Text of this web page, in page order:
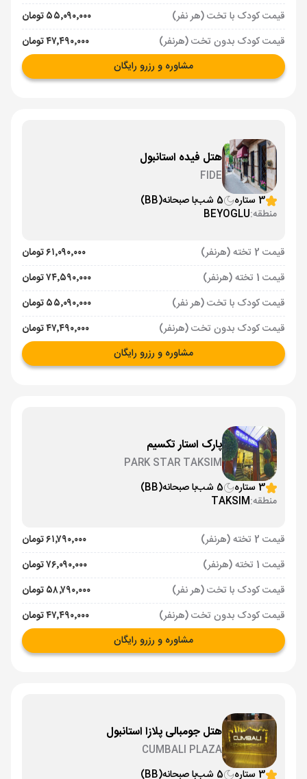
قیمت کودک با تخت (هر نفر)
۵۵٬۰۹۰٬۰۰۰ تومان
قیمت کودک بدون تخت (هرنفر)
۴۷٬۴۹۰٬۰۰۰ تومان
مشاوره و رزرو رایگان
هتل فیده استانبول
FIDE
3 ستاره
5 شب با صبحانه(BB)
منطقه:BEYOGLU
قیمت 2 تخته (هرنفر)
۶۱٬۰۹۰٬۰۰۰ تومان
قیمت 1 تخته (هرنفر)
۷۴٬۵۹۰٬۰۰۰ تومان
قیمت کودک با تخت (هر نفر)
۵۵٬۰۹۰٬۰۰۰ تومان
قیمت کودک بدون تخت (هرنفر)
۴۷٬۴۹۰٬۰۰۰ تومان
مشاوره و رزرو رایگان
پارک استار تکسیم
PARK STAR TAKSIM
3 ستاره
5 شب با صبحانه(BB)
منطقه:TAKSIM
قیمت 2 تخته (هرنفر)
۶۱٬۷۹۰٬۰۰۰ تومان
قیمت 1 تخته (هرنفر)
۷۶٬۰۹۰٬۰۰۰ تومان
قیمت کودک با تخت (هر نفر)
۵۸٬۷۹۰٬۰۰۰ تومان
قیمت کودک بدون تخت (هرنفر)
۴۷٬۴۹۰٬۰۰۰ تومان
مشاوره و رزرو رایگان
هتل جومبالی پلازا استانبول
CUMBALI PLAZA
3 ستاره
5 شب با صبحانه(BB)